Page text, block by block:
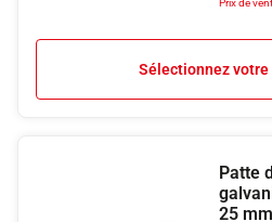
Prix de
Sélectionnez votre
Patte
25